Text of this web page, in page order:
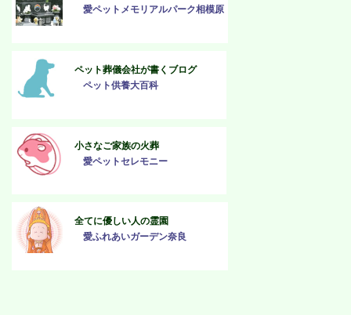
愛ペットメモリアルパーク相模原
ペット葬儀会社が書くブログ
ペット供養大百科
小さなご家族の火葬
愛ペットセレモニー
全てに優しい人の霊園
愛ふれあいガーデン奈良